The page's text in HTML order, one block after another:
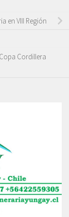
en VIII Región
Cordillera